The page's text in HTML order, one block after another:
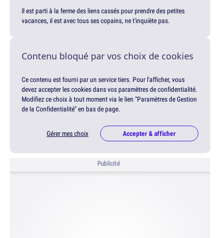
Il est parti à la ferme des liens cassés pour prendre des petites
vacances, il est avec tous ses copains, ne t'inquiète pas.
Contenu bloqué par vos choix de cookies
Ce contenu est fourni par un service tiers. Pour l'afficher, vous
devez accepter les cookies dans vos paramètres de confidentialité.
Modifiez ce choix à tout moment via le lien "Paramètres de Gestion
de la Confidentialité" en bas de page.
Gérer mes choix Accepter & afficher
Publicité